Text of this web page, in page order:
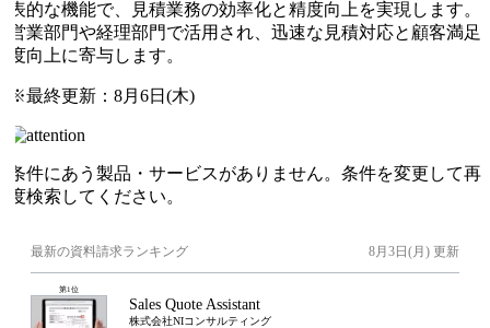
的な機能で、見積業務の効率化と精度向上を実現します。
業部門や経理部門で活用され、迅速な見積対応と顧客満足
向上に寄与します。
最終更新： 8月6日(木)
件にあう製品・サービスがありません。条件を変更して再
検索してください。
最新の資料請求ランキング 8月3日(月)更新
位
Sales Quote Assistant
株式会社NIコンサルティング